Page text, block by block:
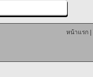
หน้าแรก|